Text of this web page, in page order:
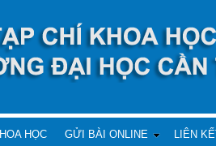
HỌC GỬI BÀI ONLINE LIÊN